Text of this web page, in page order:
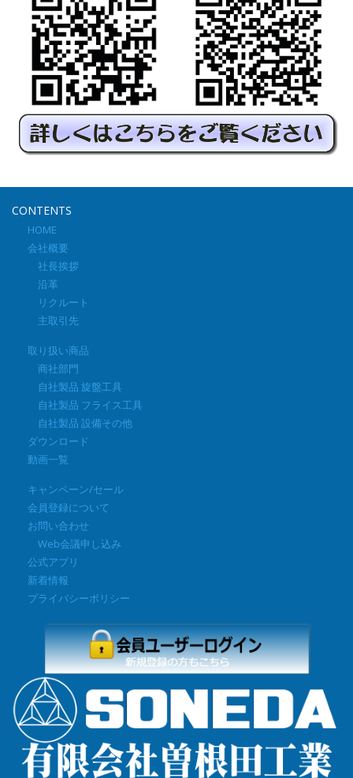
CONTENTS
HOME
会社概要
社長挨拶
沿革
リクルート
主取引先
取り扱い商品
商社部門
自社製品 旋盤工具
自社製品 フライス工具
自社製品 設備その他
ダウンロード
動画一覧
キャンペーン/セール
会員登録について
お問い合わせ
Web会議申し込み
公式アプリ
新着情報
プライバシーポリシー